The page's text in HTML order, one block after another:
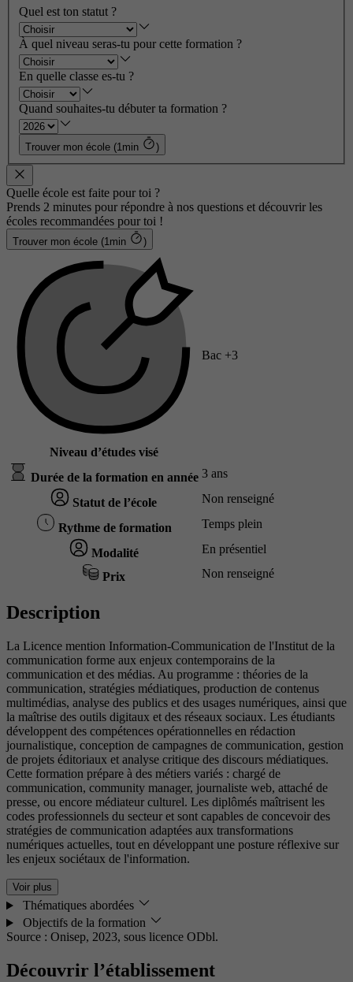
Quel est ton statut ?
À quel niveau seras-tu pour cette formation ?
En quelle classe es-tu ?
Quand souhaites-tu débuter ta formation ?
Trouver mon école (1min )
Quelle école est faite pour toi ?
Prends 2 minutes pour répondre à nos questions et découvrir les
écoles recommandées pour toi !
Trouver mon école (1min )
Niveau d’études visé
Bac +3
Durée de la formation en année 3 ans
Statut de l’école Non renseigné
Rythme de formation Temps plein
Modalité En présentiel
Prix Non renseigné
Description
La Licence mention Information-Communication de l'Institut de la
communication forme aux enjeux contemporains de la
communication et des médias. Au programme : théories de la
communication, stratégies médiatiques, production de contenus
multimédias, analyse des publics et des usages numériques, ainsi que
la maîtrise des outils digitaux et des réseaux sociaux. Les étudiants
développent des compétences opérationnelles en rédaction
journalistique, conception de campagnes de communication, gestion
de projets éditoriaux et analyse critique des discours médiatiques.
Cette formation prépare à des métiers variés : chargé de
communication, community manager, journaliste web, attaché de
presse, ou encore médiateur culturel. Les diplômés maîtrisent les
codes professionnels du secteur et sont capables de concevoir des
stratégies de communication adaptées aux transformations
numériques actuelles, tout en développant une posture réflexive sur
les enjeux sociétaux de l'information.
Voir plus
Thématiques abordées
Objectifs de la formation
Source : Onisep, 2023, sous licence ODbl.
Découvrir l’établissement